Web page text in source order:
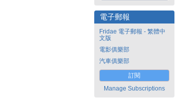
電子郵報
Fridae 電子郵報 - 繁體中
文版
電影俱樂部
汽車俱樂部
訂閱
Manage Subscriptions